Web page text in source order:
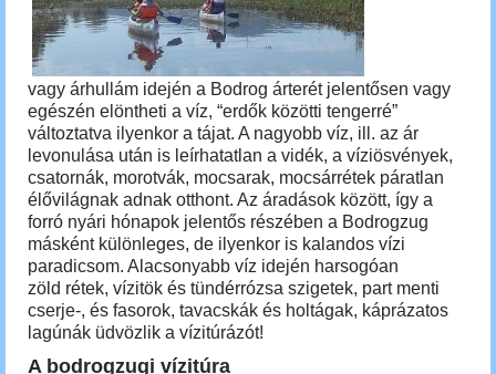
vagy árhullám idején a Bodrog árterét jelentősen vagy
egészén elöntheti a víz, “erdők közötti tengerré”
változtatva ilyenkor a tájat. A nagyobb víz, ill. az ár
levonulása után is leírhatatlan a vidék, a víziösvények,
csatornák, morotvák, mocsarak, mocsárrétek páratlan
élővilágnak adnak otthont. Az áradások között, így a
forró nyári hónapok jelentős részében a Bodrogzug
másként különleges, de ilyenkor is kalandos vízi
paradicsom. Alacsonyabb víz idején harsogóan
zöld rétek, vízitök és tündérrózsa szigetek, part menti
cserje-, és fasorok, tavacskák és holtágak, káprázatos
lagúnák üdvözlik a vízitúrázót!
A bodrogzugi vízitúra